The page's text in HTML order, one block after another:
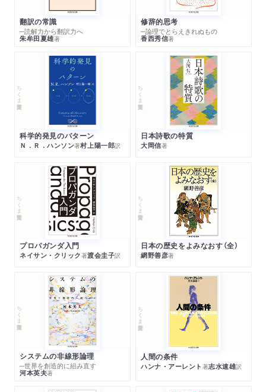
翻訳の常識
─読解力から翻訳力へ
朱牟田夏雄著
修辞的思考
─論理でとらえきれぬもの
香西秀信著
ちくま学芸文庫
科学的発見のパターン
Ｎ．Ｒ．ハンソン著村上陽一郎訳
ちくま学芸文庫
日本詩歌の特質
大岡信著
ちくま学芸文庫
プロパガンダ入門
ネイサン・クリック著渡会圭子訳
ちくま学芸文庫
日本の歴史をよみなおす（全）
網野善彦著
ちくま学芸文庫
システムの非線形論理
─世界を創造的に組み直す
河本英夫著
ちくま学芸文庫
人間の条件
ハンナ・アーレント 著志水速雄訳